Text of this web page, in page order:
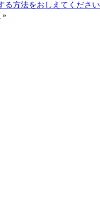
る方法をおしえてください
»